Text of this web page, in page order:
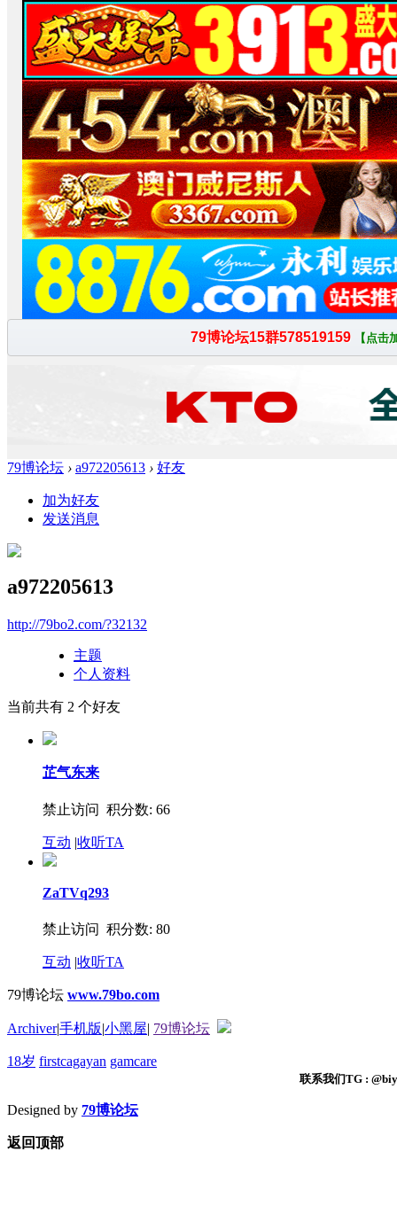
79博论坛 › a972205613 › 好友
加为好友
发送消息
a972205613
http://79bo2.com/?32132
主题
个人资料
当前共有 2 个好友
芷气东来
禁止访问 积分数: 66
互动 |收听TA
ZaTVq293
禁止访问 积分数: 80
互动 |收听TA
79博论坛 www.79bo.com
Archiver|手机版|小黑屋| 79博论坛
18岁 firstcagayan gamcare
联系我们TG :
Designed by 79博论坛
返回顶部